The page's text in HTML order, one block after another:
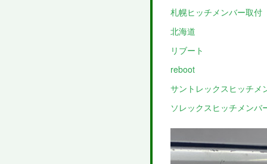
札幌ヒッチメンバー取付
北海道
リブート
reboot
サントレックスヒッチメ
ソレックスヒッチメンバ